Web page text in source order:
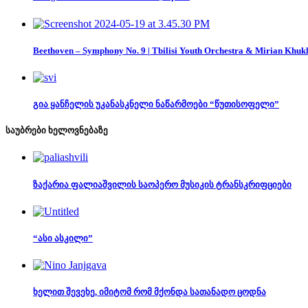
Beethoven – Symphony No. 9 | Tbilisi Youth Orchestra & Mirian
გია ყანჩელის უკანასკნელი ნაწარმოები “წუთისოფელი”
საუბრები ხელოვნებაზე
ზაქარია ფალიაშვილის საოპერო მუსიკის ტრანსკრიფციები
“ასი ასკილი”
ხელით შევეხე, იმიტომ რომ მქონდა სათანადო ცოდნა